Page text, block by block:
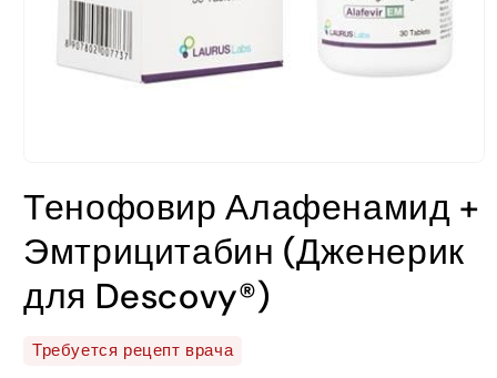
файлы
в
модальном
окне
Тенофовир Алафенамид +
Эмтрицитабин (Дженерик
для Descovy®)
Требуется рецепт врача